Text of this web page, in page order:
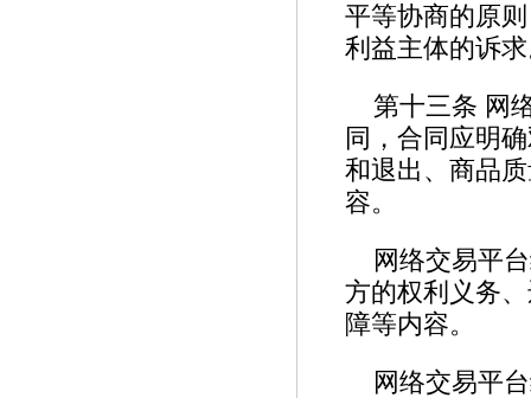
平等协商的原
利益主体的诉
第十三条 网
同，合同应明
和退出、商品
容。
网络交易平
方的权利义务
障等内容。
网络交易平